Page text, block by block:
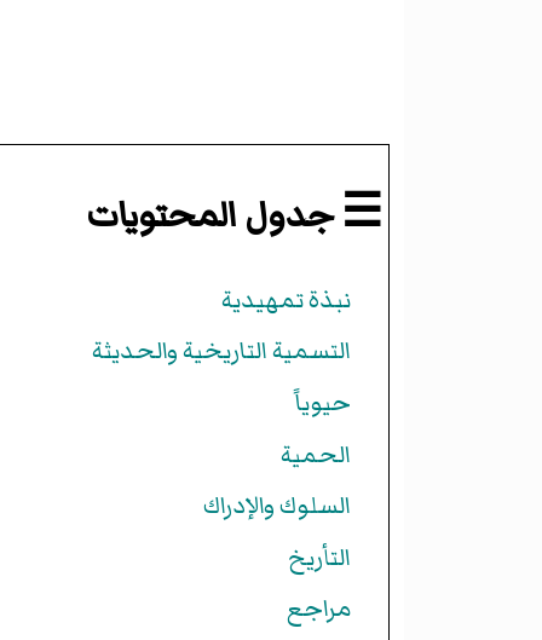
☰ جدول المحتويات
نبذة تمهيدية
التسمية التاريخية والحديثة
حيوياً
الحمية
السلوك والإدراك
التأريخ
مراجع